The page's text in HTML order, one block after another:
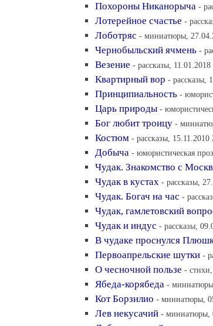
Похороны Никанорыча -
Лотерейное счастье -
Лоботряс - миниатюры,
Чернобыльский ячмень -
Везение - рассказы,
Квартирный вор - рассказы,
Принципиальность -
Царь природы -
Бог любит троицу -
Костюм - рассказы, 15.11.2010
Добыча - юмористическая
Чудак. Знакомство с
Чудак в кустах - рассказы,
Чудак. Богач на час -
Чудак, гамлетовский
Чудак и индус - рассказы,
В чудаке проснулся
Первоапрельские шутки -
О чесночной пользе -
Ябеда-корябеда -
Кот Борзилио - миниатюры,
Лев некусачий - миниатюры,